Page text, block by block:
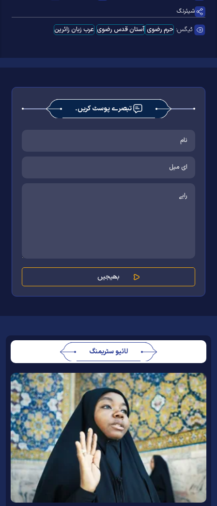
شیئرنگ
ٹیگس: حرم رضوی آستان قدس رضوی عرب زبان زائرین
تبصرے پوسٹ کریں۔
لائیو سٹریمنگ